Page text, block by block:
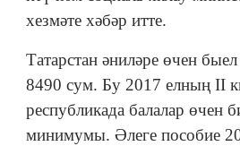
хезмәте хәбәр итте.
Татарстан әниләре өчен
8490 сум. Бу 2017 елның II
республикада балалар өчен
минимумы. Әлеге пособие